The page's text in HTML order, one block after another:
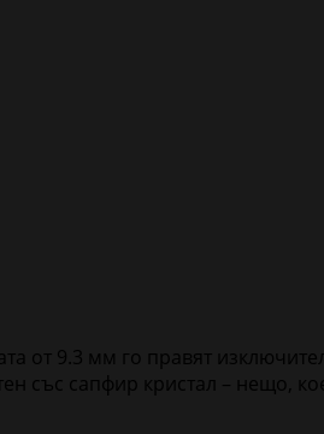
от 9.3 мм го правят
със сапфир кристал – нещо,